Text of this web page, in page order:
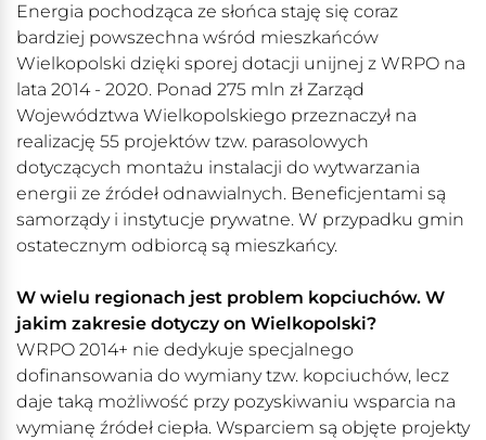
Energia pochodząca ze słońca staję się coraz
bardziej powszechna wśród mieszkańców
Wielkopolski dzięki sporej dotacji unijnej z WRPO na
lata 2014 - 2020. Ponad 275 mln zł Zarząd
Województwa Wielkopolskiego przeznaczył na
realizację 55 projektów tzw. parasolowych
dotyczących montażu instalacji do wytwarzania
energii ze źródeł odnawialnych. Beneficjentami są
samorządy i instytucje prywatne. W przypadku gmin
ostatecznym odbiorcą są mieszkańcy.
W wielu regionach jest problem kopciuchów. W
jakim zakresie dotyczy on Wielkopolski?
WRPO 2014+ nie dedykuje specjalnego
dofinansowania do wymiany tzw. kopciuchów, lecz
daje taką możliwość przy pozyskiwaniu wsparcia na
wymianę źródeł ciepła. Wsparciem są objęte projekty